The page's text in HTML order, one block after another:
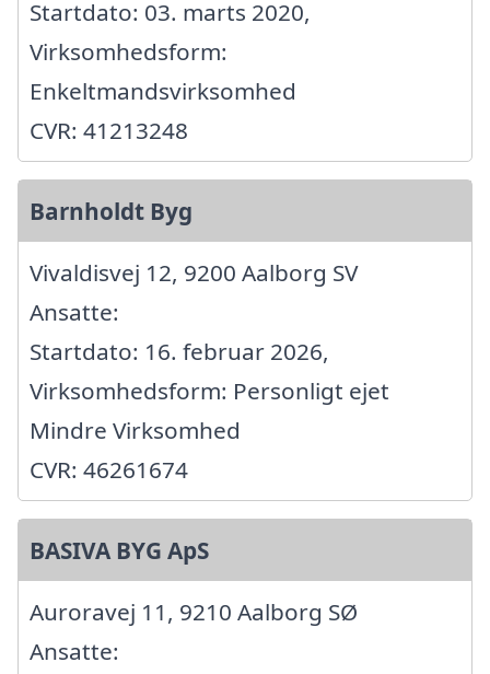
Startdato: 03. marts 2020,
Virksomhedsform:
Enkeltmandsvirksomhed
CVR: 41213248
Barnholdt Byg
Vivaldisvej 12, 9200 Aalborg SV
Ansatte:
Startdato: 16. februar 2026,
Virksomhedsform: Personligt ejet
Mindre Virksomhed
CVR: 46261674
BASIVA BYG ApS
Auroravej 11, 9210 Aalborg SØ
Ansatte: